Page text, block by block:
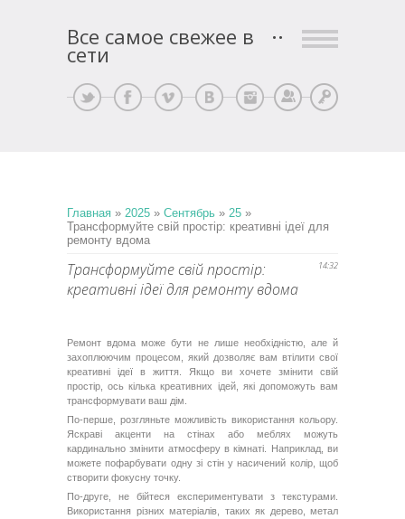
Все самое свежее в
сети
Регистрация
Главная » 2025 » Сентябрь » 25 »
Трансформуйте свій простір: креативні ідеї для
ремонту вдома
14:32
Трансформуйте свій простір:
креативні ідеї для ремонту вдома
Ремонт вдома може бути не лише необхідністю, але й
захоплюючим процесом, який дозволяє вам втілити свої
креативні ідеї в життя. Якщо ви хочете змінити свій
простір, ось кілька креативних ідей, які допоможуть вам
трансформувати ваш дім.
По-перше, розгляньте можливість використання кольору.
Яскраві акценти на стінах або меблях можуть
кардинально змінити атмосферу в кімнаті. Наприклад, ви
можете пофарбувати одну зі стін у насичений колір, щоб
створити фокусну точку.
По-друге, не бійтеся експериментувати з текстурами.
Використання різних матеріалів, таких як дерево, метал